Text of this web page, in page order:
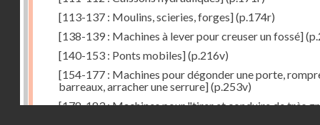
[113-137 : Moulins, scieries, forges](p.174r)
[138-139 : Machines à lever pour creuser un fossé]
[140-153 : Ponts mobiles](p.216v)
[154-177 : Machines pour dégonder une porte,
barreaux, arracher une serrure](p.253v)
[178-183 : Machines pour "tirer et conduire de très